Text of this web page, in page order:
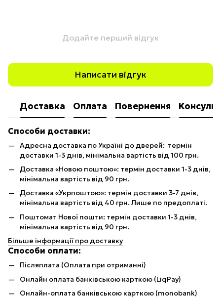
Додайте перший відгук
Написати відгук
Доставка Оплата Повернення
Способи доставки:
Адресна доставка по Україні до дверей: термін
доставки 1-3 днів, мінімальна вартість від 100 грн.
Доставка «Новою поштою»: термін доставки 1-3 днів,
мінімальна вартість від 90 грн.
Доставка «Укрпоштою»: термін доставки 3-7 днів,
мінімальна вартість від 40 грн. Лише по предоплаті.
Поштомат Нової пошти: термін доставки 1-3 днів,
мінімальна вартість від 90 грн.
Більше інформації про доставку
Способи оплати:
Післяплата (Оплата при отриманні)
Онлайн оплата банківською карткою (LiqPay)
Онлайн-оплата банківською карткою (monobank)